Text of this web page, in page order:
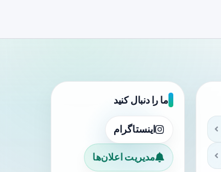
ما را دنبال کنید
اینستاگرام
مدیریت اعلان‌ها